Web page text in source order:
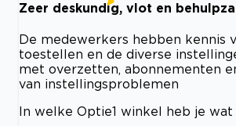
Zeer deskundig, vlot en
De medewerkers hebben kennis
toestellen en de diverse
met overzetten, abonnementen
van instellingsproblemen
In welke Optie1 winkel heb je